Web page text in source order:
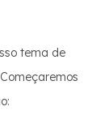
tema de